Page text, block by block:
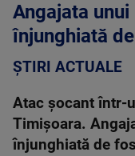
Angajata
înjunghiată
ȘTIRI ACTUALE
Atac şocant într-
Timişoara.
înjunghiată de